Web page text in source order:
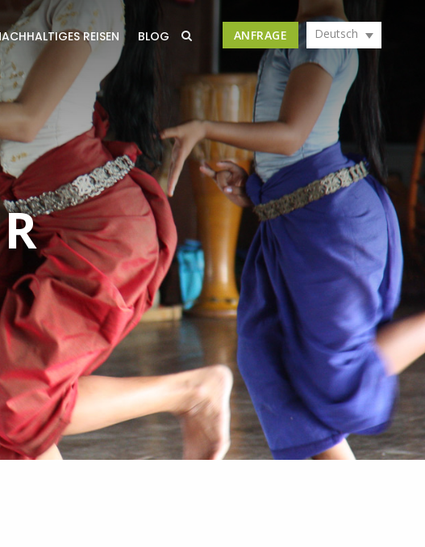
ANFRAGE Deutsch
REISEN BLOG